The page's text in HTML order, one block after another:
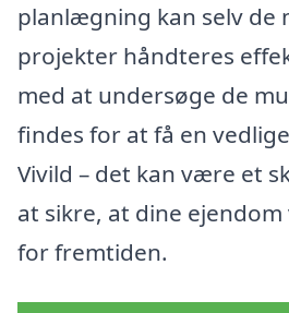
planlægning kan selv de
projekter håndteres
med at undersøge de
findes for at få en
Vivild – det kan være et
at sikre, at dine
for fremtiden.